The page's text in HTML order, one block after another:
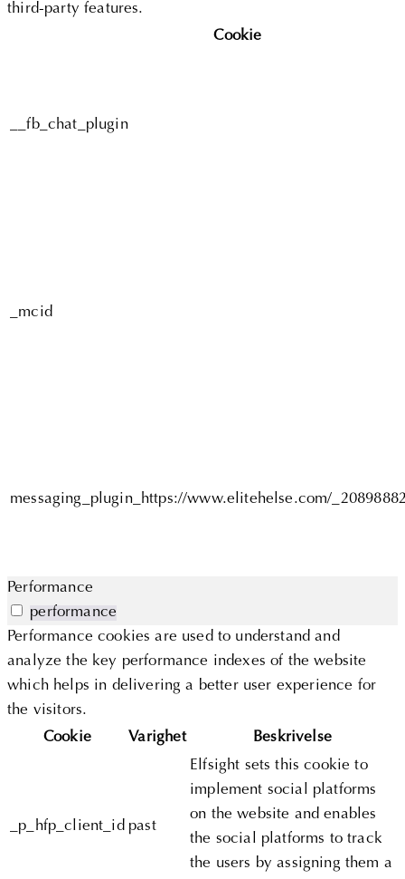
third-party features.
Cookie
__fb_chat_plugin
_mcid
messaging_plugin_https://www.elitehelse.com/
Performance
performance
Performance cookies are used to understand and
analyze the key performance indexes of the website
which helps in delivering a better user experience for
the visitors.
Cookie
Varighet Beskrivelse
_p_hfp_client_id past
Elfsight sets this cookie to
implement social platforms
on the website and enables
the social platforms to track
the users by assigning them a